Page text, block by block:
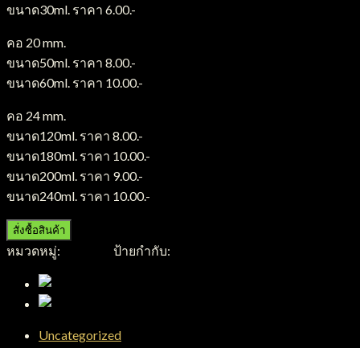
ขนาด30ml. ราคา 6.00.-
คอ 20 mm.
ขนาด50ml. ราคา 8.00.-
ขนาด60ml. ราคา 10.00.-
คอ 24 mm.
ขนาด120ml. ราคา 8.00.-
ขนาด180ml. ราคา 10.00.-
ขนาด200ml. ราคา 9.00.-
ขนาด240ml. ราคา 10.00.-
สั่งซื้อสินค้า
หมวดหมู่: ป้ายกำกับ:
Uncategorized